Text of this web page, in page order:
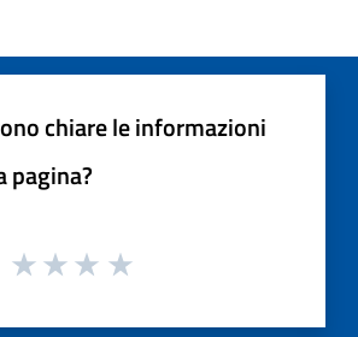
chiare le informazioni
pagina?